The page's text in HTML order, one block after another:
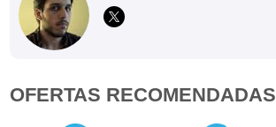
OFERTAS RECOMENDADAS